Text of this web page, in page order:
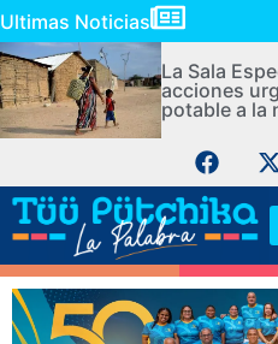
Ultimas Noticias
La Sala
acciones
potable a la